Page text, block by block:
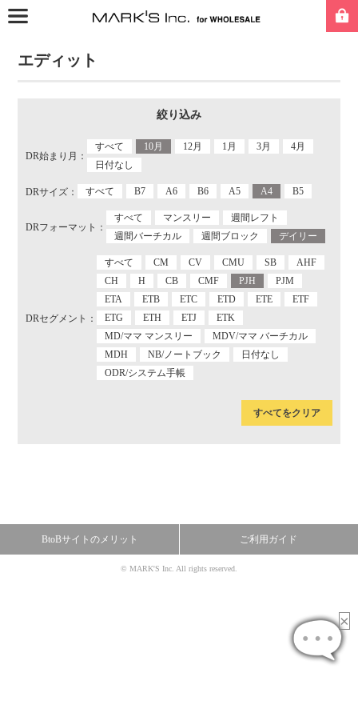
エディット
絞り込み
DR始まり月：
すべて 10月 12月 1月 3月
4月
日付なし
DRサイズ： すべて B7 A6 B6 A5 A4 B5
DRフォーマット：
すべて マンスリー
週間レフト
週間バーチカル
週間ブロック デイリー
DRセグメント：
すべて CM CV CMU SB
AHF
CH
H CB CMF PJH
PJM
ETA
ETB ETC ETD ETE
ETF
ETG
ETH ETJ
ETK
MD/ママ マンスリー
MDV/ママ バーチカル
MDH
NB/ノートブック
日付なし
ODR/システム手帳
すべてをクリア
BtoBサイトのメリット ご利用ガイド
© MARK'S Inc. All rights reserved.